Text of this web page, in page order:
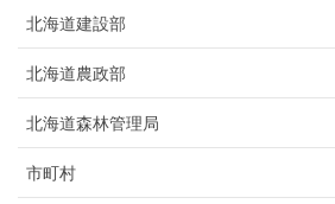
北海道建設部
北海道農政部
北海道森林管理局
市町村